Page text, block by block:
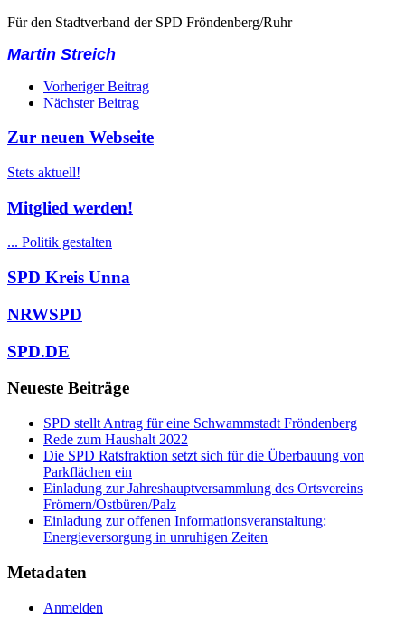
Für den Stadtverband der SPD Fröndenberg/Ruhr
Martin Streich
Beitrags
Navigation
Vorheriger Beitrag
Nächster Beitrag
Zur neuen Webseite
Stets aktuell!
Mitglied werden!
... Politik gestalten
SPD Kreis Unna
NRWSPD
SPD.DE
Neueste Beiträge
SPD stellt Antrag für eine Schwammstadt Fröndenberg
Rede zum Haushalt 2022
Die SPD Ratsfraktion setzt sich für die Überbauung von
Parkflächen ein
Einladung zur Jahreshauptversammlung des Ortsvereins
Frömern/Ostbüren/Palz
Einladung zur offenen Informationsveranstaltung:
Energieversorgung in unruhigen Zeiten
Metadaten
Anmelden